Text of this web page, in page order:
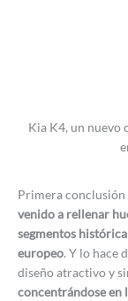
Kia K4, un nuevo
Primera
venido a rellenar
segmentos
europeo. Y lo hace
diseño atractivo y
concentrándose en